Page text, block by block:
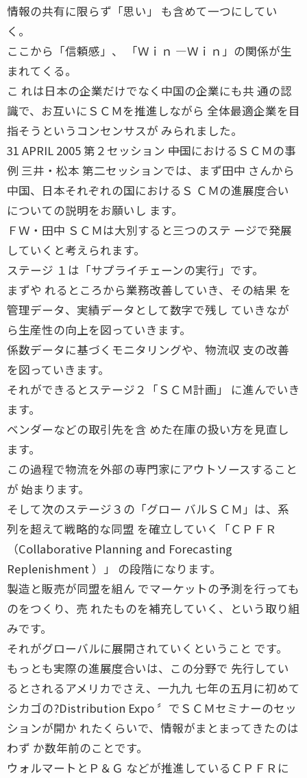
情報の共有に限らず「思い」 も含めて一つにしてい
く。
ここから「信頼感」、 「Ｗｉｎ ―Ｗｉｎ」の関係が生
まれてくる。
こ れは日本の企業だけでなく中国の企業にも共 通の認
識で、お互いにＳＣＭを推進しながら 全体最適企業を目
指そうというコンセンサスが みられました。
31 APRIL 2005 第２セッション ――中国におけるＳＣＭの事
例 三井・松本 第二セッションでは、まず田中 さんから
中国、日本それぞれの国におけるＳ ＣＭの進展度合い
についての説明をお願いし ます。
ＦＷ・田中 ＳＣＭは大別すると三つのステ ージで発展
していくと考えられます。
ステージ １は「サプライチェーンの実行」です。
まずや れるところから業務改善していき、その結果 を
管理データ、実績データとして数字で残し ていきなが
ら生産性の向上を図っていきます。
係数データに基づくモニタリングや、物流収 支の改善
を図っていきます。
それができるとステージ２「ＳＣＭ計画」 に進んでいき
ます。
ベンダーなどの取引先を含 めた在庫の扱い方を見直し
ます。
この過程で物流を外部の専門家にアウトソースすること
が 始まります。
そして次のステージ３の「グロー バルＳＣＭ」は、系
列を超えて戦略的な同盟 を確立していく「ＣＰＦＲ
（Collaborative Planning and Forecasting
Replenishment ）」 の段階になります。
製造と販売が同盟を組ん でマーケットの予測を行っても
のをつくり、売 れたものを補充していく、という取り組
みです。
それがグローバルに展開されていくということ です。
もっとも実際の進展度合いは、この分野で 先行してい
るとされるアメリカでさえ、一九九 七年の五月に初めて
シカゴの?Distribution Expo 〞でＳＣＭセミナーのセッ
ションが開か れたくらいで、情報がまとまってきたのは
わず か数年前のことです。
ウォルマートとＰ＆Ｇ などが推進しているＣＰＦＲに